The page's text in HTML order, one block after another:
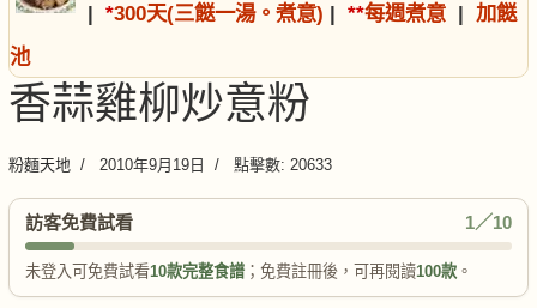
| *300天(三餸一湯。煮意) | **每週煮意 | 加餸
池
香蒜雞柳炒意粉
粉麵天地 2010年9月19日 點擊數: 20633
訪客免費試看 1／10
未登入可免費試看10款完整食譜 ；免費註冊後，可再閱讀100款 。